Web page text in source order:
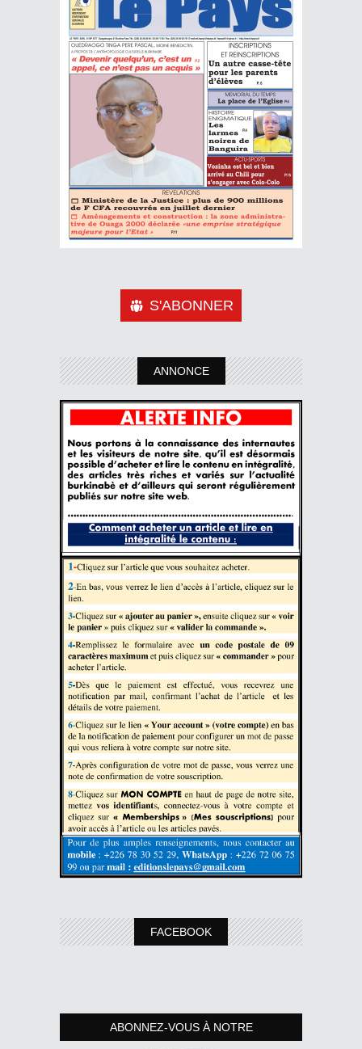
S'ABONNER
ANNONCE
FACEBOOK
ABONNEZ-VOUS À NOTRE